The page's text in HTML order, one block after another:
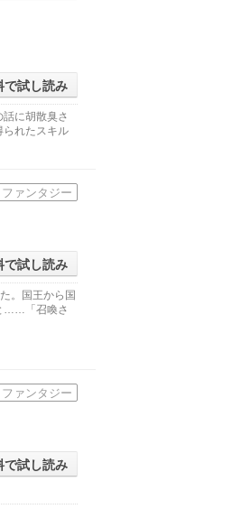
で試し読み
に胡散臭さ
られたスキル
ァンタジー
で試し読み
。国王から国
……「召喚さ
ァンタジー
で試し読み